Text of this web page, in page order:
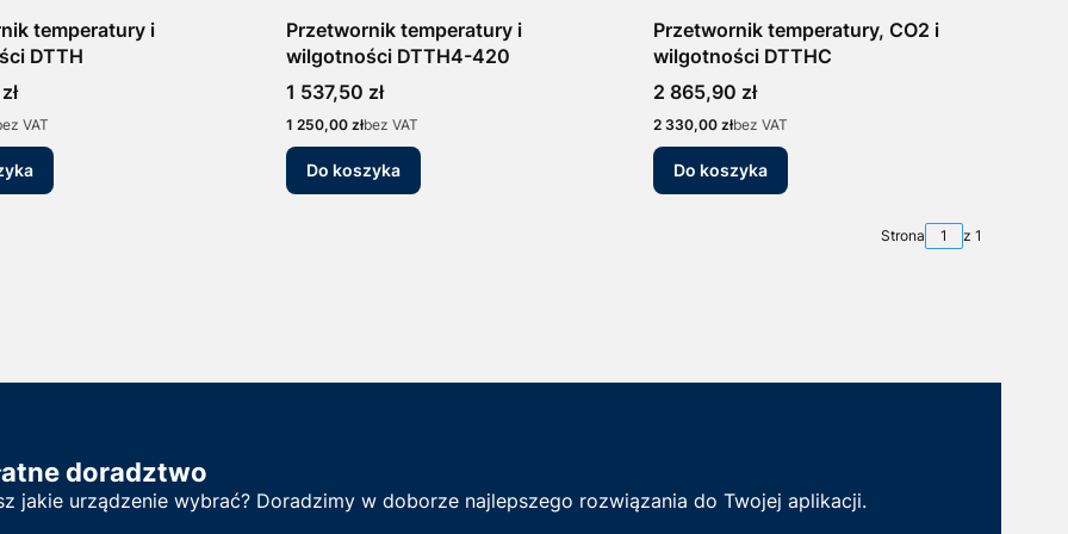
temperatury i
DTTH
VAT
Przetwornik temperatury i
wilgotności DTTH4-420
Cena
1 537,50 zł
Cena
1 250,00 złbez VAT
Do koszyka
Przetwornik temperatury, CO2 i
wilgotności DTTHC
Cena
2 865,90 zł
Cena
2 330,00 złbez VAT
Do koszyka
Strona z 1
doradztwo
jakie urządzenie wybrać? Doradzimy w doborze najlepszego rozwiązania do Twojej aplikacji.